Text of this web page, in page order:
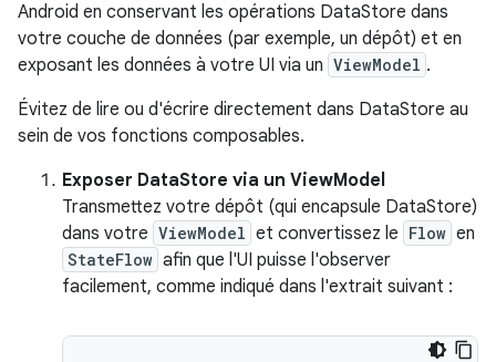
Android en conservant les opérations DataStore dans
votre couche de données (par exemple, un dépôt) et en
exposant les données à votre UI via un ViewModel .
Évitez de lire ou d'écrire directement dans DataStore au
sein de vos fonctions composables.
Exposer DataStore via un ViewModel
Transmettez votre dépôt (qui encapsule DataStore)
dans votre ViewModel et convertissez le Flow en
StateFlow afin que l'UI puisse l'observer
facilement, comme indiqué dans l'extrait suivant :